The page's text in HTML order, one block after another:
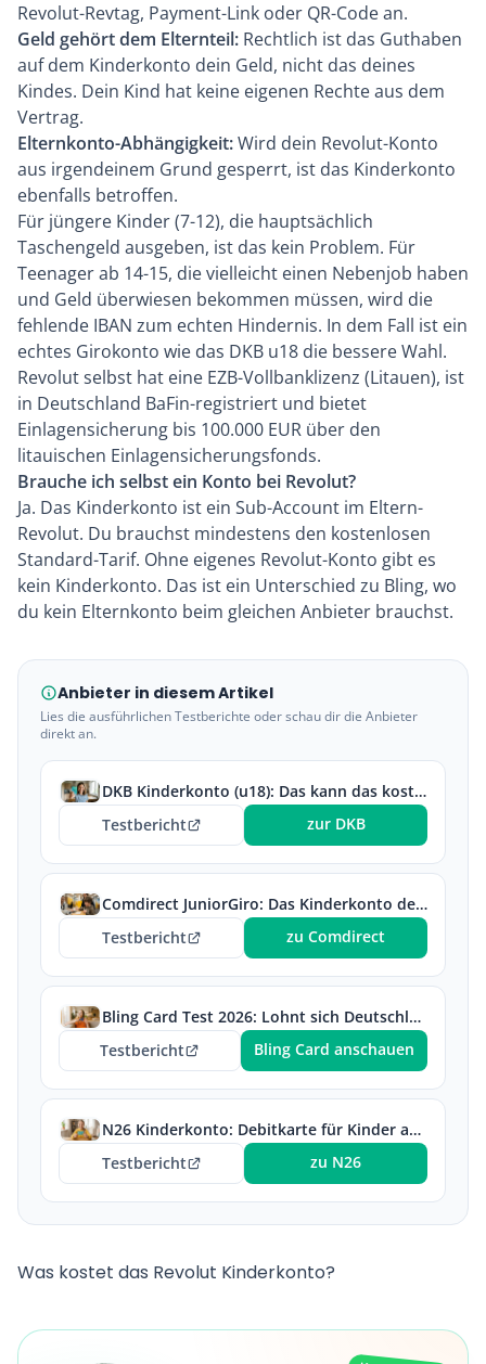
Revolut-Revtag, Payment-Link oder QR-Code an.
Geld gehört dem Elternteil: Rechtlich ist das Guthaben
auf dem Kinderkonto dein Geld, nicht das deines
Kindes. Dein Kind hat keine eigenen Rechte aus dem
Vertrag.
Elternkonto-Abhängigkeit:Wird dein Revolut-Konto
aus irgendeinem Grund gesperrt, ist das Kinderkonto
ebenfalls betroffen.
Für jüngere Kinder (7-12), die hauptsächlich
Taschengeld ausgeben, ist das kein Problem. Für
Teenager ab 14-15, die vielleicht einen Nebenjob haben
und Geld überwiesen bekommen müssen, wird die
fehlende IBAN zum echten Hindernis. In dem Fall ist ein
echtes Girokonto wie das DKB u18 die bessere Wahl.
Revolut selbst hat eine EZB-Vollbanklizenz (Litauen), ist
in Deutschland BaFin-registriert und bietet
Einlagensicherung bis 100.000 EUR über den
litauischen Einlagensicherungsfonds.
Brauche ich selbst ein Konto bei Revolut?
Ja. Das Kinderkonto ist ein Sub-Account im Eltern-
Revolut. Du brauchst mindestens den kostenlosen
Standard-Tarif. Ohne eigenes Revolut-Konto gibt es
kein Kinderkonto. Das ist ein Unterschied zu Bling, wo
du kein Elternkonto beim gleichen Anbieter brauchst.
Anbieter in diesem Artikel
Lies die ausführlichen Testberichte oder schau dir die Anbieter
direkt an.
DKB Kinderkonto (u18): Das kann das kostenlose Konto für Kinder
Testbericht
zur DKB
Comdirect JuniorGiro: Das Kinderkonto der Commerzbank-Tochter im Test
Testbericht
zu Comdirect
Bling Card Test 2026: Lohnt sich Deutschlands beliebteste Taschengeldkarte?
Testbericht
Bling Card anschauen
N26 Kinderkonto: Debitkarte für Kinder ab 7 Jahren
Testbericht
zu N26
Was kostet das Revolut Kinderkonto?